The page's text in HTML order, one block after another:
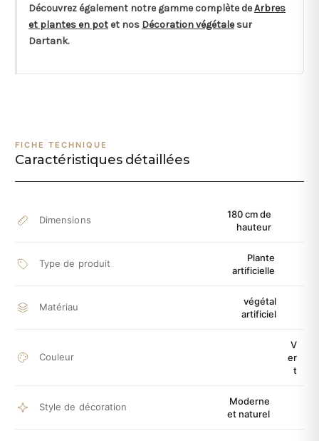
Découvrez également notre gamme complète deArbres
et plantes en pot et nos Décoration végétalesur
Dartank.
FICHE TECHNIQUE
Caractéristiques détaillées
Dimensions
180 cm de
hauteur
Type de produit
Plante
artificielle
Matériau
végétal
artificiel
Couleur
V
er
t
Style de décoration
Moderne
et naturel